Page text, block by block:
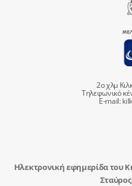
2ο χλμ
Τηλεφωνικό
E-mail:
Ηλεκτρονική εφημερίδα του